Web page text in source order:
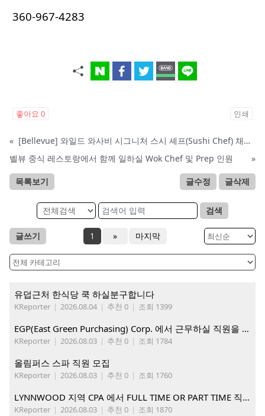
360-967-4283
좋아요 0 인쇄
«
[Bellevue] 와일드 와사비 시그니처 스시 셰프(Sushi Chef) 채용 (경력직 우대)
벨뷰 중식 레스토랑에서 함께 일하실 Wok Chef 및 Prep 인원
»
목록보기 글수정 글삭제
검색
글쓰기 1 » 마지막
유덥근처 한식당 쿡 하실분구합니다
KReporter | 2026.08.04 | 추천 0 | 조회 1399
EGP(East Green Purchasing) Corp. 에서 근무하실 직원을 아래와 같이 모집합니다.
KReporter | 2026.08.03 | 추천 0 | 조회 1784
올림퍼스 스파 직원 모집
KReporter | 2026.08.03 | 추천 0 | 조회 1760
LYNNWOOD 지역 CPA 에서 FULL TIME OR PART TIME 직원을 찾습니다
KReporter | 2026.08.03 | 추천 0 | 조회 1870